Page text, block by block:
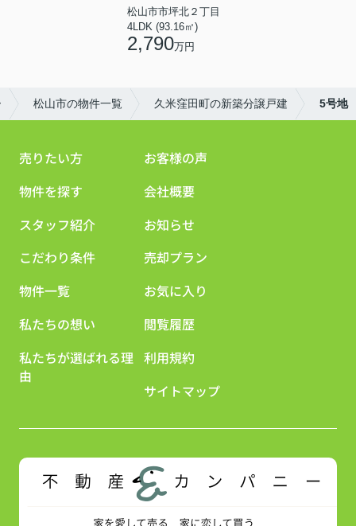
松山市市坪北２丁目
4LDK (93.16㎡)
2,790万円
松山市の物件一覧 久米窪田町の新築分譲戸建 5号地
売りたい方
物件を探す
スタッフ紹介
こだわり条件
物件一覧
私たちの想い
私たちが選ばれる理
由
お客様の声
会社概要
お知らせ
売却プラン
お気に入り
閲覧履歴
利用規約
サイトマップ